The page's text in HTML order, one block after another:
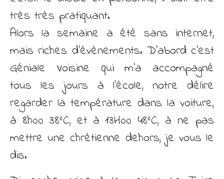
très très pratiquant.
Alors la semaine a été sans internet,
mais riches d’évènements. D’abord c’est
Géniale Voisine qui m’a accompagné
tous les jours à l’école, notre délire
regarder la température dans la voiture,
à 8h00 38°C, et à 13H00 48°C, à ne pas
mettre une chrétienne dehors, je vous le
dis.